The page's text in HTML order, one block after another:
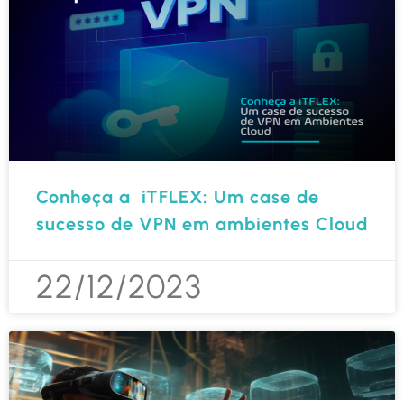
Conheça a iTFLEX: Um case de
sucesso de VPN em ambientes Cloud
22/12/2023